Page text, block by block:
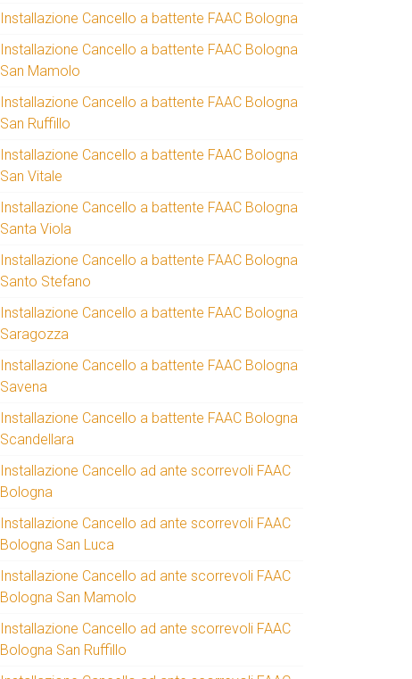
Installazione Cancello a battente FAAC Bologna
Installazione Cancello a battente FAAC Bologna
San Mamolo
Installazione Cancello a battente FAAC Bologna
San Ruffillo
Installazione Cancello a battente FAAC Bologna
San Vitale
Installazione Cancello a battente FAAC Bologna
Santa Viola
Installazione Cancello a battente FAAC Bologna
Santo Stefano
Installazione Cancello a battente FAAC Bologna
Saragozza
Installazione Cancello a battente FAAC Bologna
Savena
Installazione Cancello a battente FAAC Bologna
Scandellara
Installazione Cancello ad ante scorrevoli FAAC
Bologna
Installazione Cancello ad ante scorrevoli FAAC
Bologna San Luca
Installazione Cancello ad ante scorrevoli FAAC
Bologna San Mamolo
Installazione Cancello ad ante scorrevoli FAAC
Bologna San Ruffillo